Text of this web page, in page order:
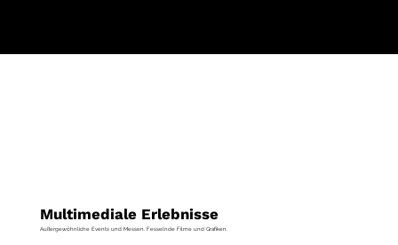
Multimediale Erlebnisse
Außergewöhnliche Events und Messen. Fesselnde Filme und Grafiken.